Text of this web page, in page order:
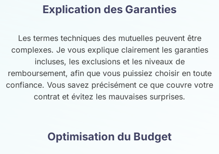
Explication des Garanties
Les termes techniques des mutuelles peuvent être
complexes. Je vous explique clairement les garanties
incluses, les exclusions et les niveaux de
remboursement, afin que vous puissiez choisir en toute
confiance. Vous savez précisément ce que couvre votre
contrat et évitez les mauvaises surprises.
Optimisation du Budget